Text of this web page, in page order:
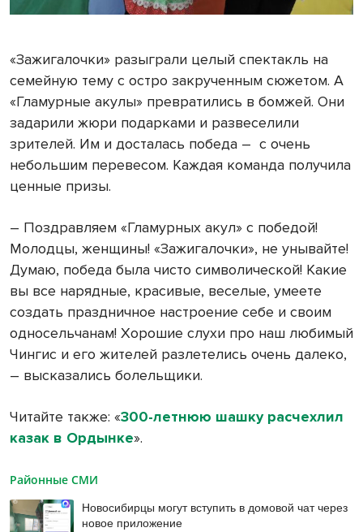
«Зажигалочки» разыграли целый спектакль на
семейную тему с остро закрученным сюжетом. А
«Гламурные акулы» превратились в бомжей. Они
задарили жюри подарками и развеселили
зрителей. Им и досталась победа – с очень
небольшим перевесом. Каждая команда получила
ценные призы.
– Поздравляем «Гламурных акул» с победой!
Молодцы, женщины! «Зажигалочки», не унывайте!
Думаю, победа была чисто символической! Какие
вы все нарядные, красивые, веселые, умеете
создать праздничное настроение себе и своим
односельчанам! Хорошие слухи про наш любимый
Чингис и его жителей разлетелись очень далеко,
– высказались болельщики.
Читайте также: «300-летнюю шашку расчехлил
казак в Ордынке».
Районные СМИ
Новосибирцы могут вступить в домовой чат через
новое приложение